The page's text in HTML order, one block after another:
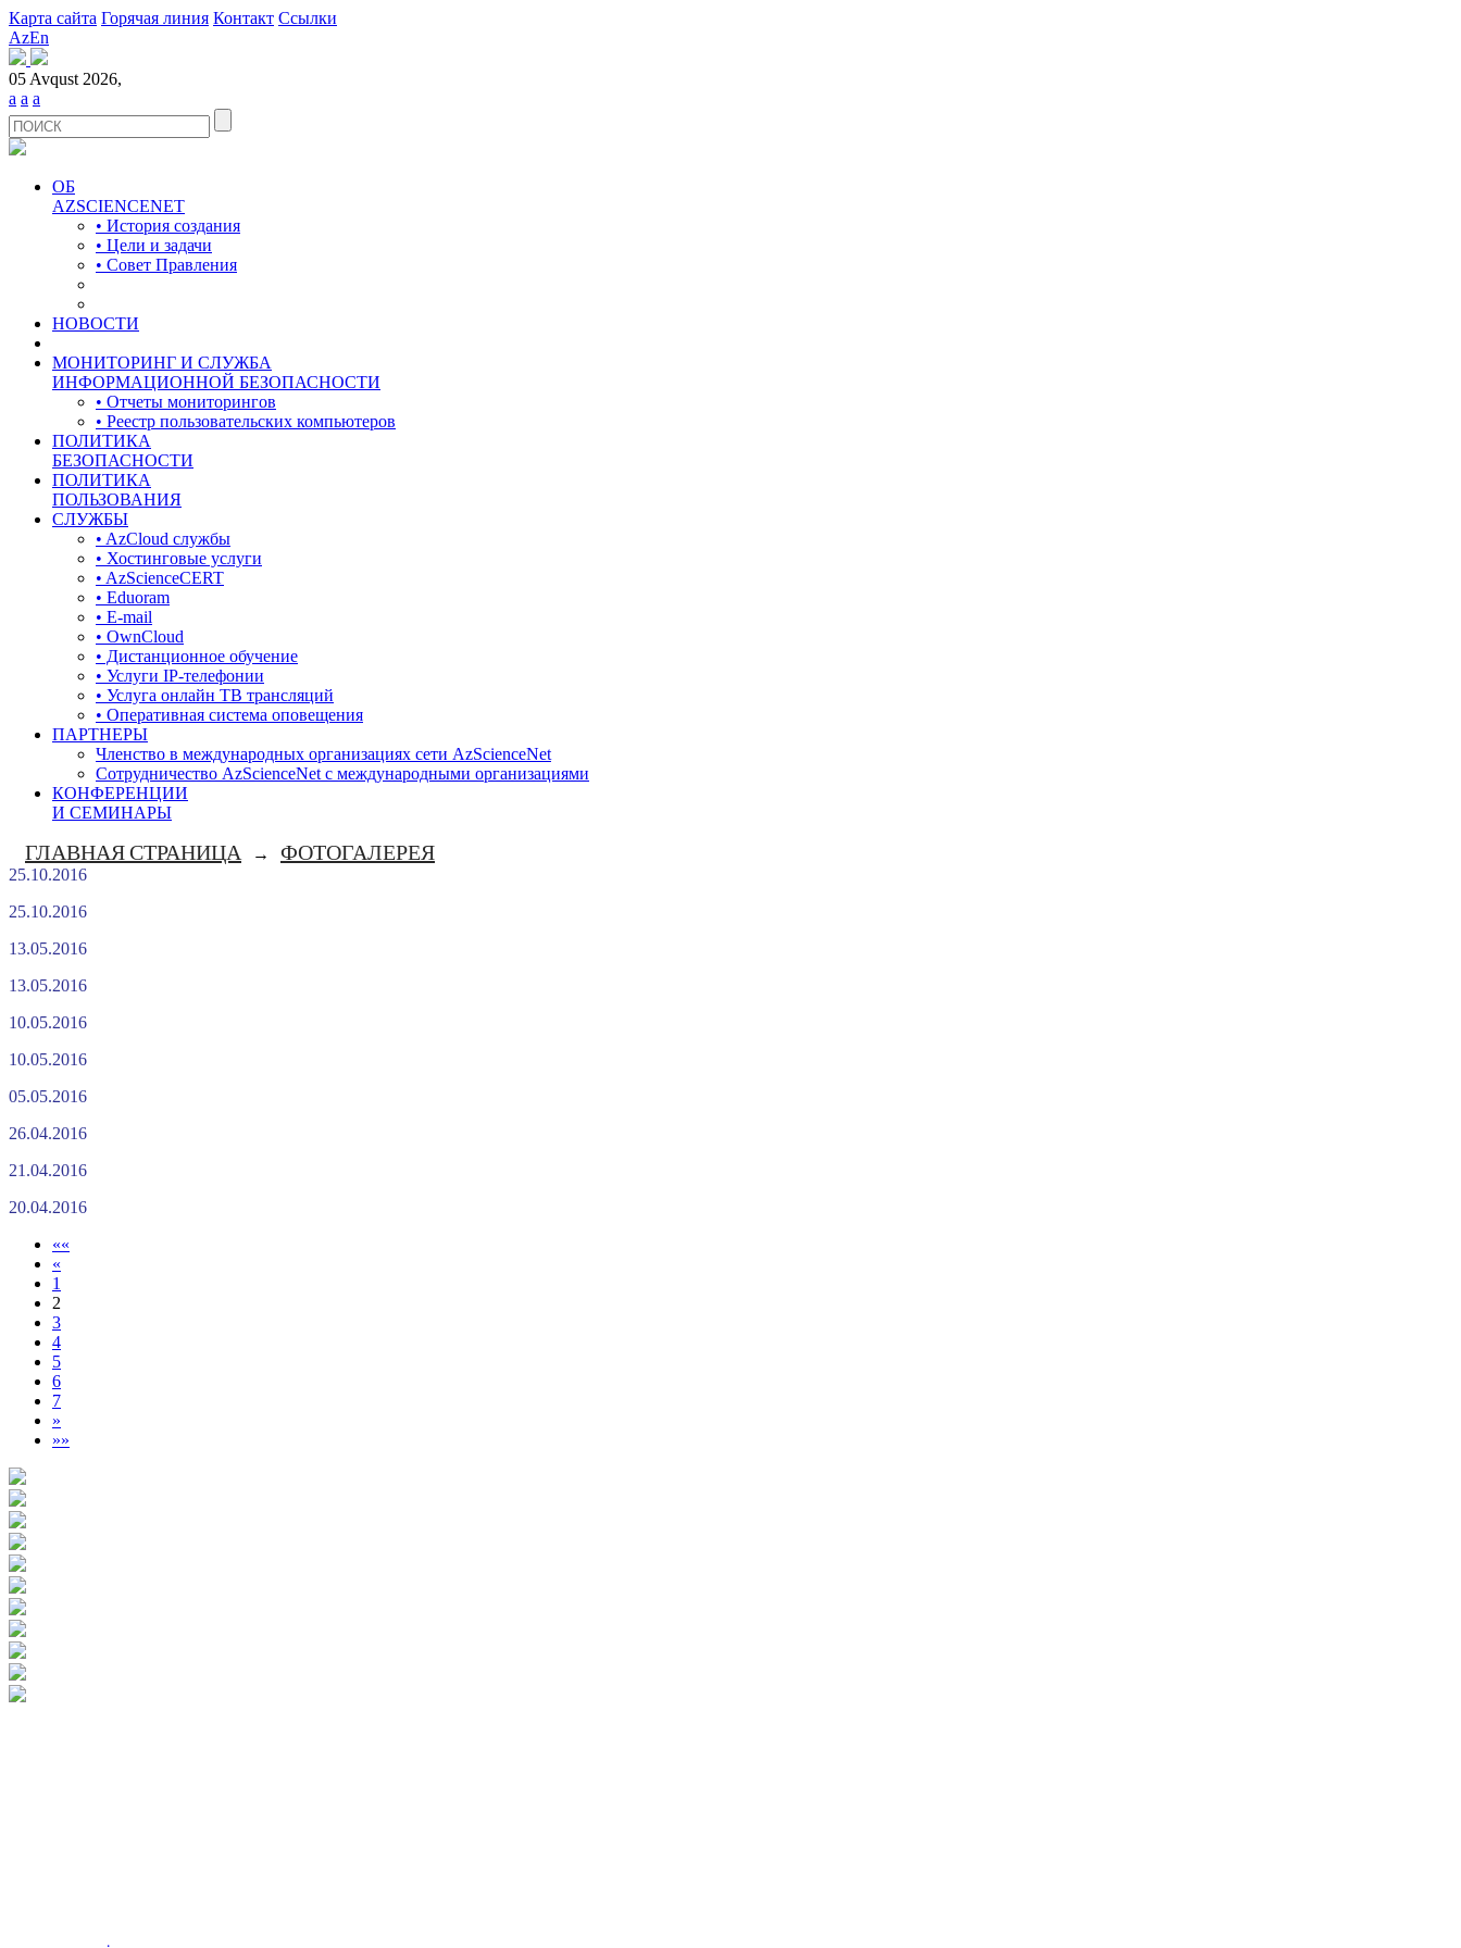
Карта сайта Горячая линия Контакт Ссылки
AzEn
05 Avqust 2026,
a a a
ОБ
AZSCIENCENET
• История создания
• Цели и задачи
• Совет Правления
НОВОСТИ
МОНИТОРИНГ И СЛУЖБА
ИНФОРМАЦИОННОЙ БЕЗОПАСНОСТИ
• Отчеты мониторингов
• Реестр пользовательских компьютеров
ПОЛИТИКА
БЕЗОПАСНОСТИ
ПОЛИТИКА
ПОЛЬЗОВАНИЯ
СЛУЖБЫ
• AzCloud службы
• Хостинговые услуги
• AzScienceCERT
• Eduoram
• E-mail
• OwnCloud
• Дистанционное обучение
• Услуги IP-телефонии
• Услуга онлайн ТВ трансляций
• Оперативная система оповещения
ПАРТНЕРЫ
Членство в международных организациях сети AzScienceNet
Сотрудничество AzScienceNet с международными организациями
КОНФЕРЕНЦИИ
И СЕМИНАРЫ
ГЛАВНАЯ СТРАНИЦА → ФОТОГАЛЕРЕЯ
25.10.2016
25.10.2016
13.05.2016
13.05.2016
10.05.2016
10.05.2016
05.05.2016
26.04.2016
21.04.2016
20.04.2016
««
«
1
2
3
4
5
6
7
»
»»